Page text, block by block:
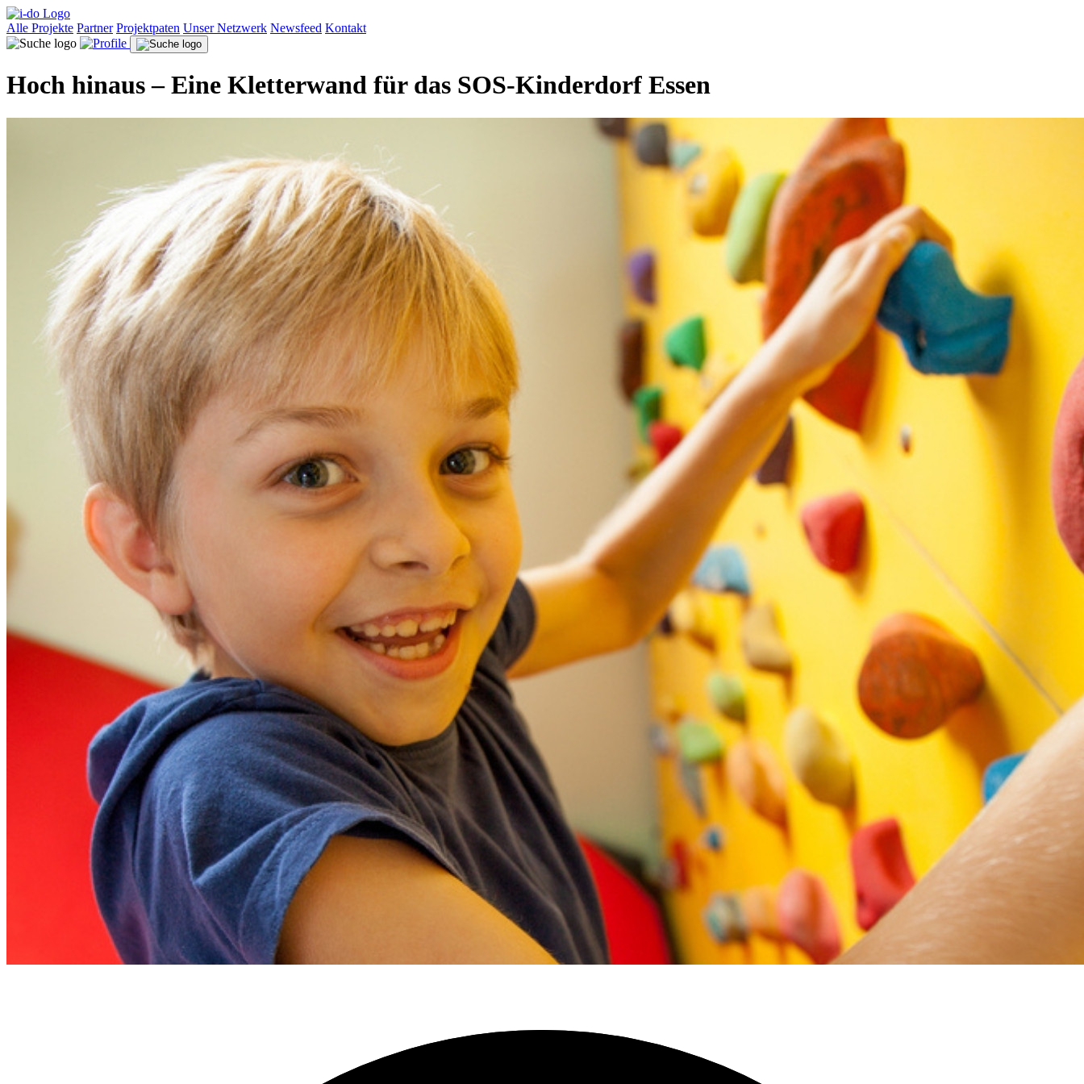
Alle Projekte Partner Projektpaten Unser Netzwerk Newsfeed Kontakt
Hoch hinaus – Eine Kletterwand für das SOS-Kinderdorf Essen